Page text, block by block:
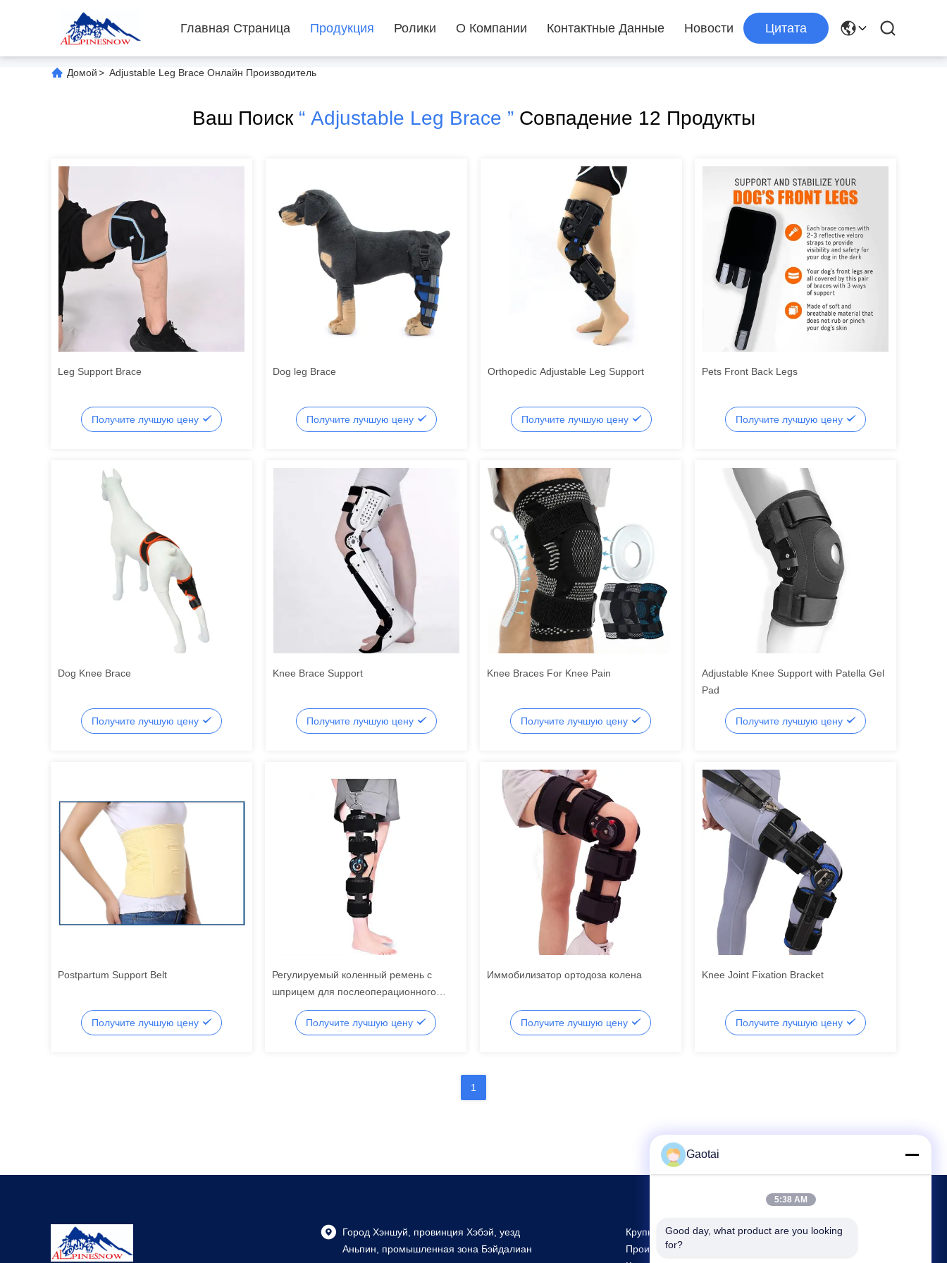
Главная Страница Продукция Ролики О Компании Контактные Данные Новости Цитата
Домой> Adjustable Leg Brace Онлайн Производитель
Ваш Поиск “ Adjustable Leg Brace ”Совпадение 12 Продукты
Leg Support Brace
Получите лучшую цену
Dog leg Brace
Получите лучшую цену
Orthopedic Adjustable Leg Support
Получите лучшую цену
Pets Front Back Legs
Получите лучшую цену
Dog Knee Brace
Получите лучшую цену
Knee Brace Support
Получите лучшую цену
Knee Braces For Knee Pain
Получите лучшую цену
Adjustable Knee Support with Patella Gel
Pad
Получите лучшую цену
Postpartum Support Belt
Получите лучшую цену
Регулируемый коленный ремень с
шприцем для послеоперационного
перелома ноги
Получите лучшую цену
Иммобилизатор ортодоза колена
Получите лучшую цену
Knee Joint Fixation Bracket
Получите лучшую цену
1
Город Хэншуй, провинция Хэбэй, уезд
Аньпин, промышленная зона Бэйдалиан
Крупнейшие Исследования И Разработки И
Производство Back Support Поставщик В
Gaotai
5:38 AM
Good day, what product are you looking
for?